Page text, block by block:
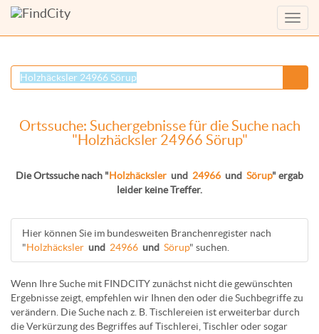
Menü
Ortssuche: Suchergebnisse für die Suche nach
"Holzhäcksler 24966 Sörup"
Die Ortssuche nach "Holzhäcksler und 24966 und Sörup" ergab
leider keine Treffer.
Hier können Sie im bundesweiten Branchenregister nach
"Holzhäcksler und 24966 und Sörup" suchen.
Wenn Ihre Suche mit FINDCITY zunächst nicht die gewünschten
Ergebnisse zeigt, empfehlen wir Ihnen den oder die Suchbegriffe zu
verändern. Die Suche nach z. B. Tischlereien ist erweiterbar durch
die Verkürzung des Begriffes aufTischlerei Tischleroder sogar